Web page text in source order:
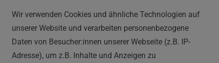
Im Hülsenfeld 9
40721 Hilden
0212 520-82 100
Wir verwenden Cookies und ähnliche Technologien auf
unserer Website und verarbeiten personenbezogene
Daten von Besucher:innen unserer Webseite (z.B. IP-
Adresse), um z.B. Inhalte und Anzeigen zu